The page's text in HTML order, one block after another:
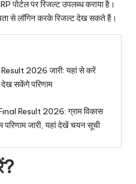
पोर्टल पर रिजल्ट उपलब्ध कराया है।
से लॉगिन करके रिजल्ट देख सकते हैं।
2026 जारी: यहां से करें
सकेंगे परिणाम
Result 2026: ग्राम विकास
परिणाम जारी, यहां देखें चयन सूची